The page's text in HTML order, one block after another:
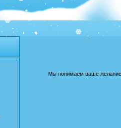
Мы понимаем ваше желание